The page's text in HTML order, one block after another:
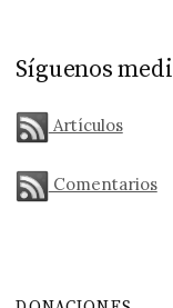
Síguenos
Artículos
Comentarios